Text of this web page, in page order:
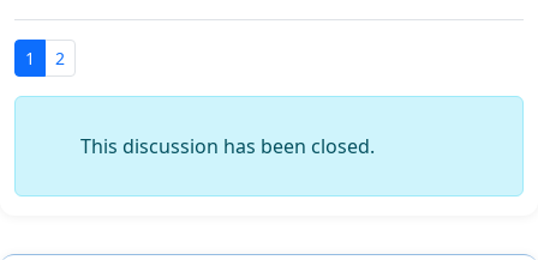
1 2
This discussion has been closed.